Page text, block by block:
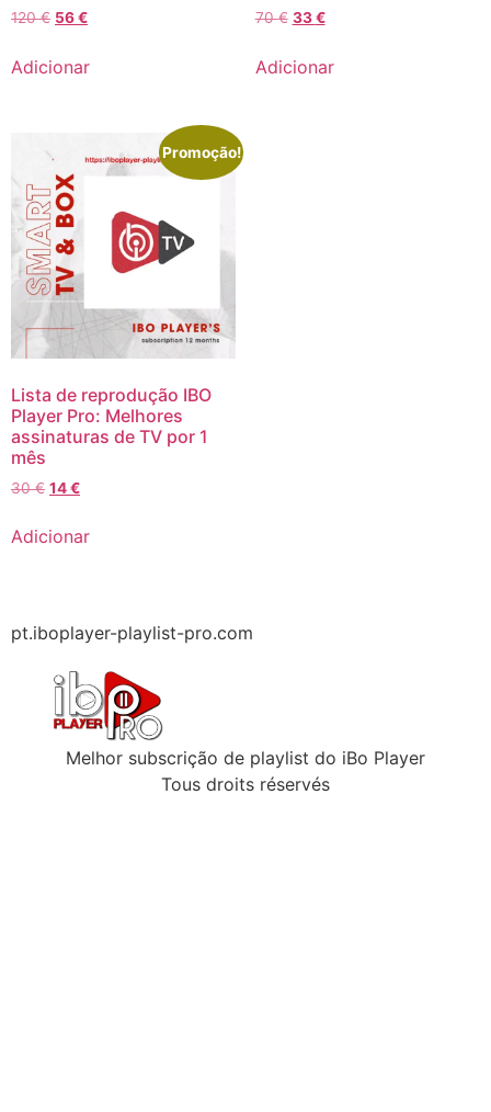
120€ 56€
Adicionar
70€ 33€
Adicionar
Promoção!
Lista de reprodução IBO
Player Pro: Melhores
assinaturas de TV por 1
mês
30€ 14€
Adicionar
pt.iboplayer-playlist-pro.com
Melhor subscrição de playlist do iBo Player
Tous droits réservés